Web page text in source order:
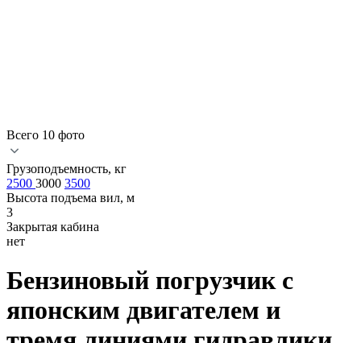
Всего 10 фото
Грузоподъемность, кг
2500 3000 3500
Высота подъема вил, м
3
Закрытая кабина
нет
Бензиновый погрузчик с
японским двигателем и